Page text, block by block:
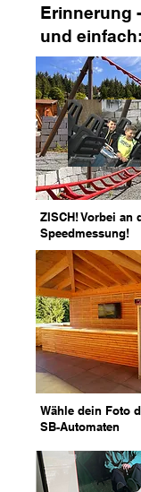
Erinnerung
und einfach:
ZISCH! Vorbei an
Speedmessung!
Wähle dein Foto
SB-Automaten